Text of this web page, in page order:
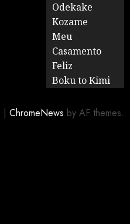
Odekake
Kozame
Meu
Casamento
Feliz
Boku to Kimi
| ChromeNews by AF themes.